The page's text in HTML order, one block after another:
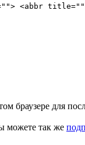
<abbr title="">
браузере для
можете так же